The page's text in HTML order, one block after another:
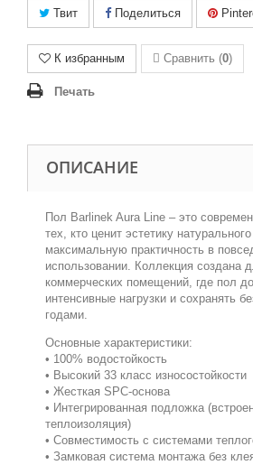
Твит Поделиться
К избранным Сравнить (0)
Печать
ОПИСАНИЕ
Пол Barlinek Aura Line – это
тех, кто ценит эстетику
максимальную практичность в
использовании. Коллекция создана
коммерческих помещений, где пол
интенсивные нагрузки и сохранять
годами.
Основные характеристики:
• 100% водостойкость
• Высокий 33 класс износостойкости
• Жесткая SPC-основа
• Интегрированная подложка
теплоизоляция)
• Совместимость с системами
• Замковая система монтажа без